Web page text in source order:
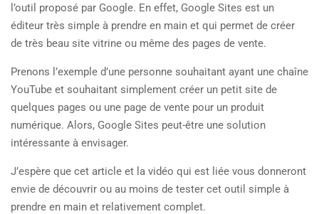
l’outil proposé par Google. En effet, Google Sites est un
éditeur très simple à prendre en main et qui permet de créer
de très beau site vitrine ou même des pages de vente.
Prenons l’exemple d’une personne souhaitant ayant une chaîne
YouTube et souhaitant simplement créer un petit site de
quelques pages ou une page de vente pour un produit
numérique. Alors, Google Sites peut-être une solution
intéressante à envisager.
J’espère que cet article et la vidéo qui est liée vous donneront
envie de découvrir ou au moins de tester cet outil simple à
prendre en main et relativement complet.